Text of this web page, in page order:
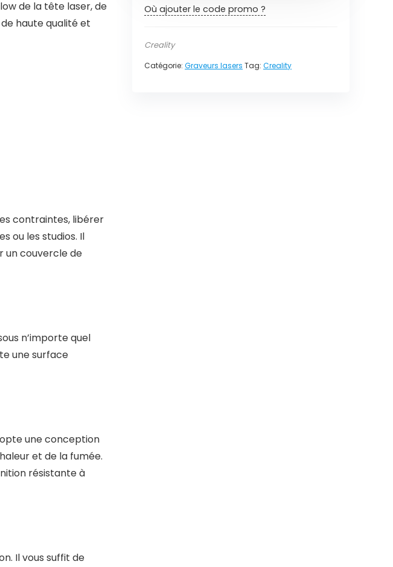
Où ajouter le code promo ?
Creality
Catégorie: Graveurs lasers Tag: Creality
de la tête laser, de
haute qualité et
contraintes, libérer
ou les studios. Il
un couvercle de
n’importe quel
une surface
une conception
et de la fumée.
résistante à
Il vous suffit de